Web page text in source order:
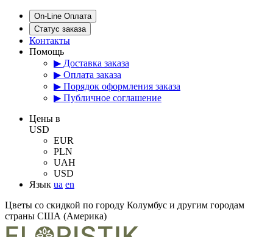
On-Line Оплата
Статус заказа
Контакты
Помощь
▶ Доставка заказа
▶ Оплата заказа
▶ Порядок оформления заказа
▶ Публичное соглашение
Цены в
USD
EUR
PLN
UAH
USD
Язык ua en
Цветы со скидкой по городу Колумбус и другим городам
страны США (Америка)